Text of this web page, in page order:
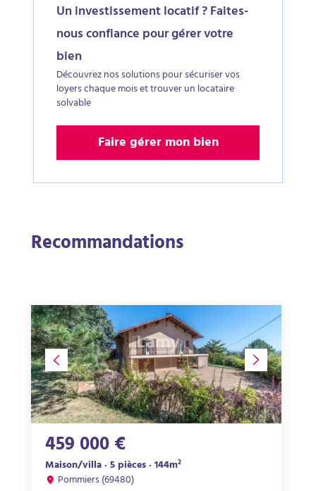
Un investissement locatif ? Faites-
nous confiance pour gérer votre
bien
Découvrez nos solutions pour sécuriser vos
loyers chaque mois et trouver un locataire
solvable
Faire gérer mon bien
Recommandations
459 000 €
Maison/villa · 5 pièces · 144m²
Pommiers (69480)